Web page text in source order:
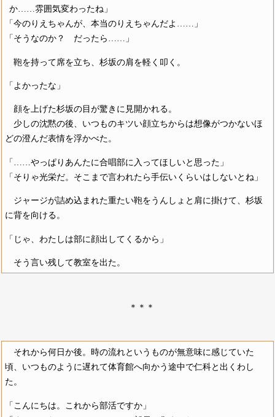
か……雰囲気変わったね」
「今のりえちゃんが、本当のりえちゃんだよ……」
「そうなのか？ だったら……」
鞄を持って席を立ち、杉坂の肩を軽く叩く。
「よかったな」
顔を上げた杉坂の目が驚きに見開かれる。
少しの沈黙の後、いつものキツい顔立ちからは想像がつかないほ
どの澄んだ表情を浮かべた。
「……やっぱりあんたに合唱部に入ってほしいと思った」
「そりゃ光栄だ。そこまで言われたら手伝いくらいはしないとね」
ジャージが詰め込まれた重たい鞄をうんしょと肩に掛けて、杉坂
に背を向ける。
「じゃ、わたしは部に顔出してくるから」
そう言い残して教室を出た。
＊＊＊
それから何日か後。時の流れというものが無意味に感じていた
頃、いつものように遅れて体育館へ向かう途中で仁科と出くわし
た。
「こんにちは。これから部活ですか」